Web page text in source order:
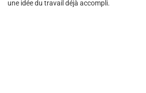
une idée du travail déjà accompli.